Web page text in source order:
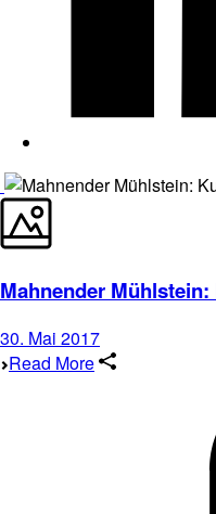
Mahnender
30. Mai 2017
Read More